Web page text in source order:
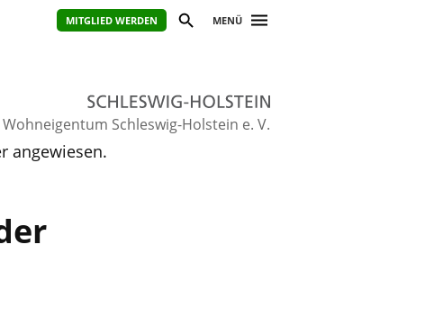
MITGLIED WERDEN MENÜ
Schleswig-Holstein e. V.
angewiesen.